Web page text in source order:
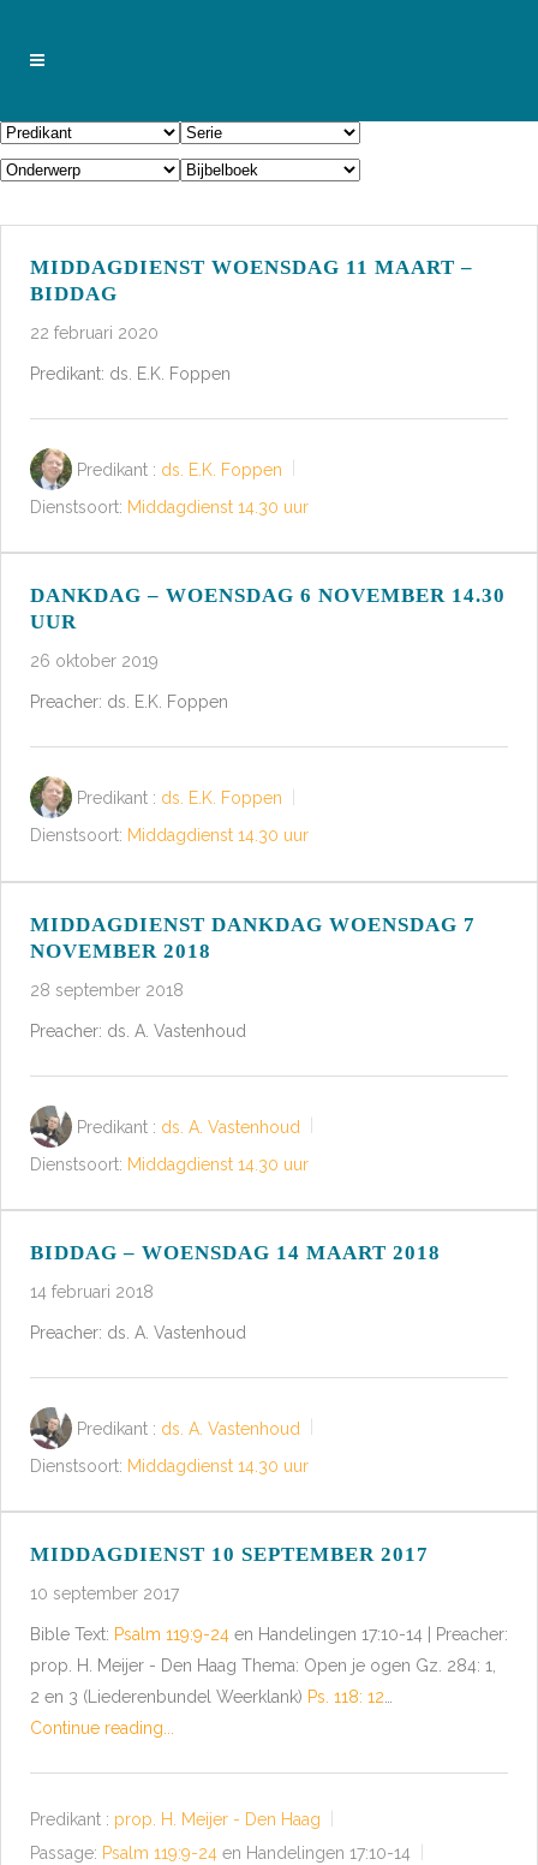
MIDDAGDIENST WOENSDAG 11 MAART –
BIDDAG
22 februari 2020
Predikant: ds. E.K. Foppen
Predikant : ds. E.K. Foppen
Dienstsoort: Middagdienst 14.30 uur
DANKDAG – WOENSDAG 6 NOVEMBER 14.30
UUR
26 oktober 2019
Preacher: ds. E.K. Foppen
Predikant : ds. E.K. Foppen
Dienstsoort: Middagdienst 14.30 uur
MIDDAGDIENST DANKDAG WOENSDAG 7
NOVEMBER 2018
28 september 2018
Preacher: ds. A. Vastenhoud
Predikant : ds. A. Vastenhoud
Dienstsoort: Middagdienst 14.30 uur
BIDDAG – WOENSDAG 14 MAART 2018
14 februari 2018
Preacher: ds. A. Vastenhoud
Predikant : ds. A. Vastenhoud
Dienstsoort: Middagdienst 14.30 uur
MIDDAGDIENST 10 SEPTEMBER 2017
10 september 2017
Bible Text: Psalm 119:9-24 en Handelingen 17:10-14 | Preacher:
prop. H. Meijer - Den Haag Thema: Open je ogen Gz. 284: 1,
2 en 3 (Liederenbundel Weerklank) Ps. 118: 12…
Continue reading...
Predikant : prop. H. Meijer - Den Haag
Passage: Psalm 119:9-24 en Handelingen 17:10-14